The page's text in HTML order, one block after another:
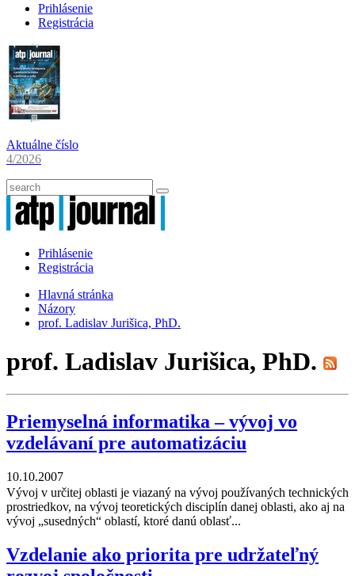
Prihlásenie
Registrácia
Aktuálne číslo
4/2026
Prihlásenie
Registrácia
Hlavná stránka
Názory
prof. Ladislav Jurišica, PhD.
prof. Ladislav Jurišica, PhD.
Priemyselná informatika – vývoj vo
vzdelávaní pre automatizáciu
10.10.2007
Vývoj v určitej oblasti je viazaný na vývoj používaných technických
prostriedkov, na vývoj teoretických disciplín danej oblasti, ako aj na
vývoj „susedných“ oblastí, ktoré danú oblasť...
Vzdelanie ako priorita pre udržateľný